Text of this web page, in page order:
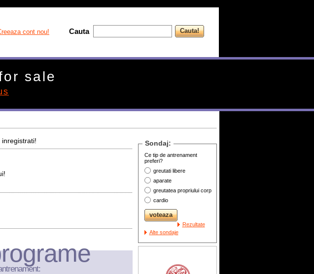
Sondaj:
Ce tip de antrenament
preferi?
greutati libere
aparate
greutatea propriului corp
cardio
Rezultate
Alte sondaje
cont nou! Cauta
sale